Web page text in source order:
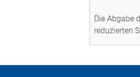
Die Abgabe
reduzierten